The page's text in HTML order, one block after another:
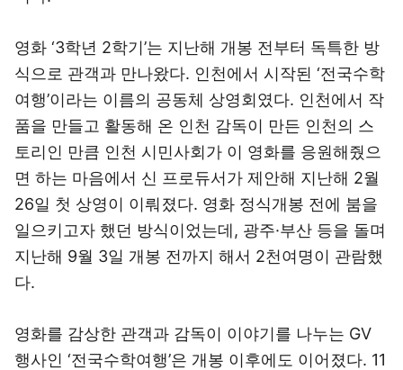
영화 ‘3학년 2학기’는 지난해 개봉 전부터 독특한 방
식으로 관객과 만나왔다. 인천에서 시작된 ‘전국수학
여행’이라는 이름의 공동체 상영회였다. 인천에서 작
품을 만들고 활동해 온 인천 감독이 만든 인천의 스
토리인 만큼 인천 시민사회가 이 영화를 응원해줬으
면 하는 마음에서 신 프로듀서가 제안해 지난해 2월
26일 첫 상영이 이뤄졌다. 영화 정식개봉 전에 붐을
일으키고자 했던 방식이었는데, 광주·부산 등을 돌며
지난해 9월 3일 개봉 전까지 해서 2천여명이 관람했
다.
영화를 감상한 관객과 감독이 이야기를 나누는 GV
행사인 ‘전국수학여행’은 개봉 이후에도 이어졌다. 11